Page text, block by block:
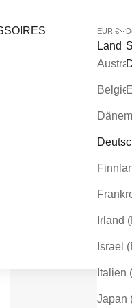
EUR €
Land
Irland
Israel
Italien
Japan